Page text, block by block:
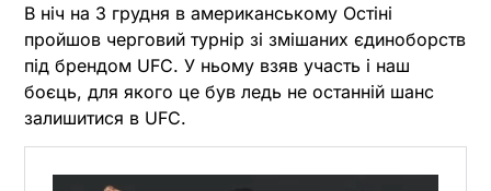
В ніч на 3 грудня в американському Остіні
пройшов черговий турнір зі змішаних єдиноборств
під брендом UFC. У ньому взяв участь і наш
боєць, для якого це був ледь не останній шанс
залишитися в UFC.